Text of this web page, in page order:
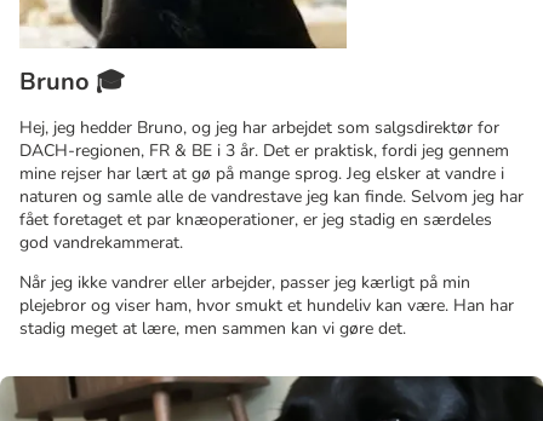
Bruno 🎓
Hej, jeg hedder Bruno, og jeg har arbejdet som salgsdirektør for
DACH-regionen, FR & BE i 3 år. Det er praktisk, fordi jeg gennem
mine rejser har lært at gø på mange sprog. Jeg elsker at vandre i
naturen og samle alle de vandrestave jeg kan finde. Selvom jeg har
fået foretaget et par knæoperationer, er jeg stadig en særdeles
god vandrekammerat.
Når jeg ikke vandrer eller arbejder, passer jeg kærligt på min
plejebror og viser ham, hvor smukt et hundeliv kan være. Han har
stadig meget at lære, men sammen kan vi gøre det.